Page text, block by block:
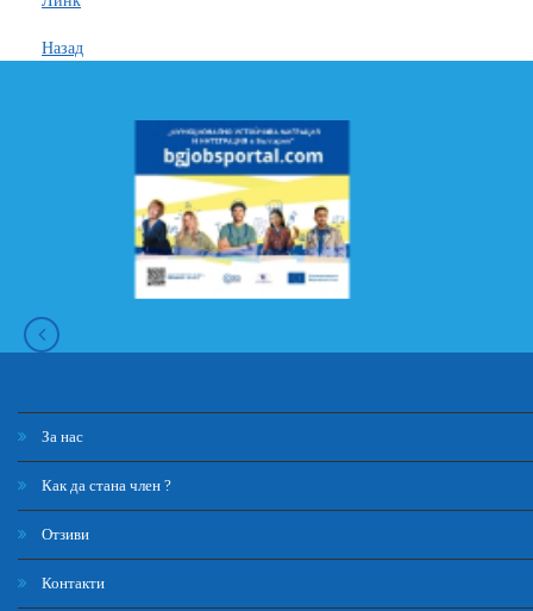
Назад
За нас
Как да стана член ?
Отзиви
Контакти